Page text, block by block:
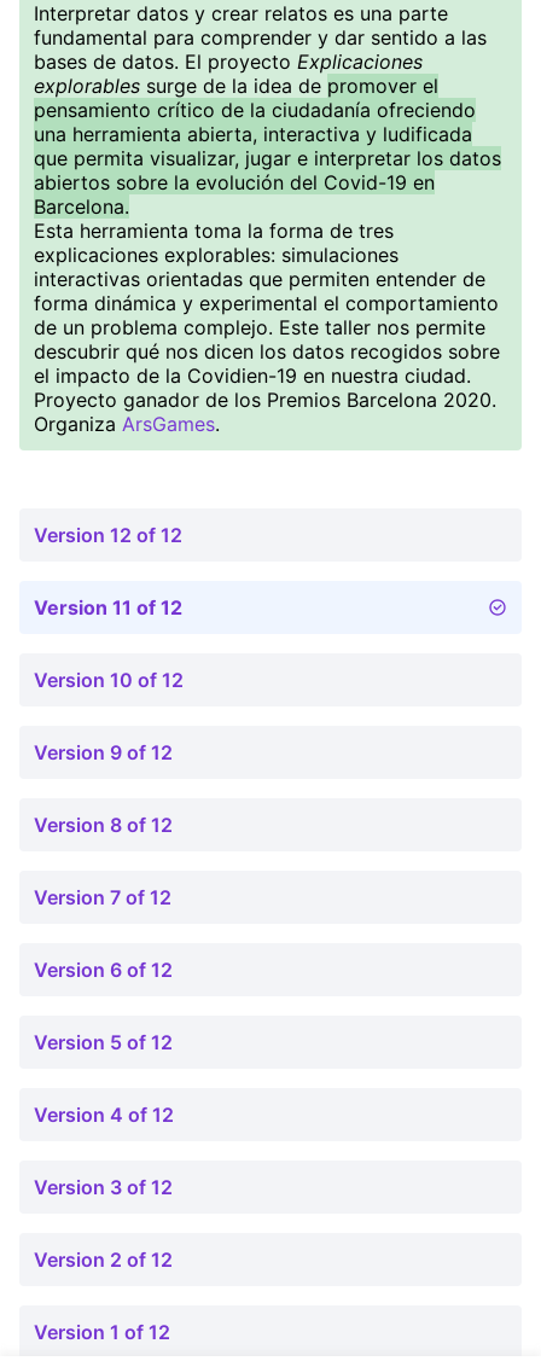
Interpretar datos y crear relatos es una parte
fundamental para comprender y dar sentido a las
bases de datos. El proyecto Explicaciones
explorables surge de la idea de promover el
pensamiento crítico de la ciudadanía ofreciendo
una herramienta abierta, interactiva y ludificada
que permita visualizar, jugar e interpretar los datos
abiertos sobre la evolución del Covid-19 en
Barcelona.
Esta herramienta toma la forma de tres
explicaciones explorables: simulaciones
interactivas orientadas que permiten entender de
forma dinámica y experimental el comportamiento
de un problema complejo. Este taller nos permite
descubrir qué nos dicen los datos recogidos sobre
el impacto de la Covidien-19 en nuestra ciudad.
Proyecto ganador de los Premios Barcelona 2020.
Organiza ArsGames.
Version 12 of 12
Version 11 of 12
Version 10 of 12
Version 9 of 12
Version 8 of 12
Version 7 of 12
Version 6 of 12
Version 5 of 12
Version 4 of 12
Version 3 of 12
Version 2 of 12
Version 1 of 12